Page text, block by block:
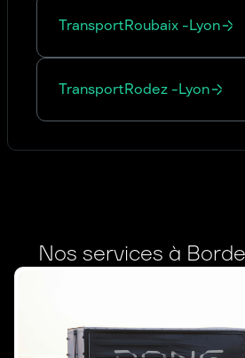
TransportRoubaix -Lyon
TransportRodez -Lyon
Nos services à